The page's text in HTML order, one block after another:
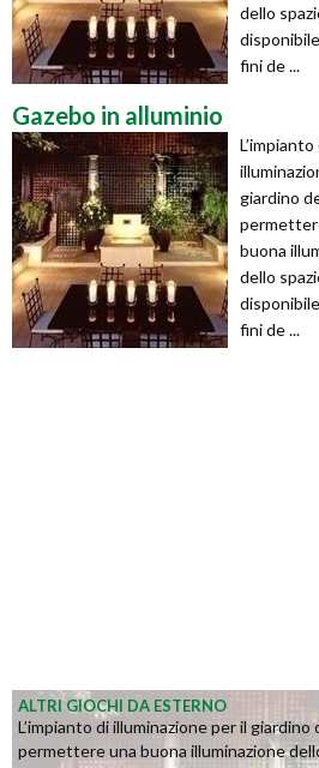
dello
fini de ...
Gazebo in alluminio
L’impianto
giardino
buona
dello
fini de ...
ALTRI GIOCHI DA ESTERNO
L’impianto di illuminazione per il giardino
permettere una buona illuminazione